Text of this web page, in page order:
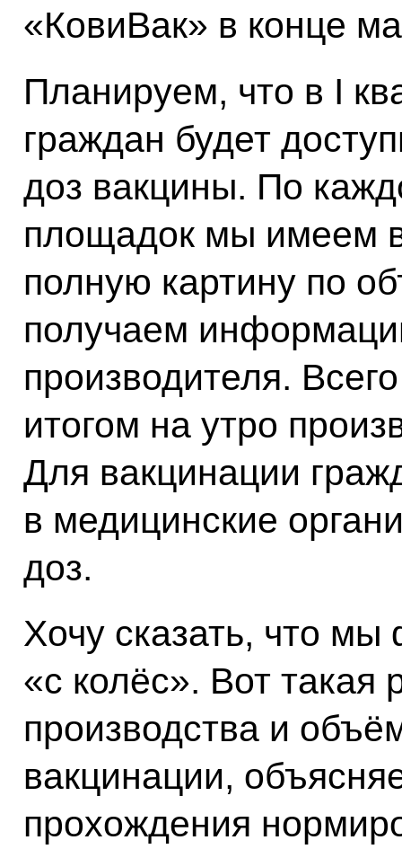
«КовиВак» в конце
Планируем, что в I
граждан будет
доз вакцины. По
площадок мы имеем
полную картину по
получаем
производителя.
итогом на утро
Для вакцинации
в медицинские
доз.
Хочу сказать, что мы
«с колёс». Вот
производства и
вакцинации,
прохождения